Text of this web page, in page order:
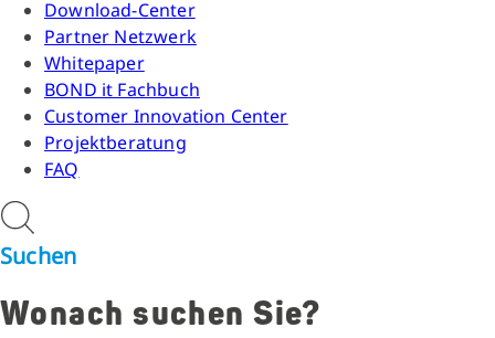
Download-Center
Partner Netzwerk
Whitepaper
BOND it Fachbuch
Customer Innovation Center
Projektberatung
FAQ
Suchen
Wonach suchen Sie?